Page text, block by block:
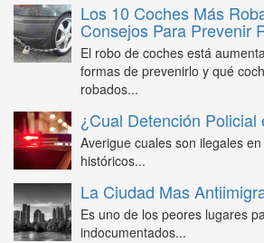
Los 10 Coches Más
Consejos Para Prevenir
El robo de coches está
formas de prevenirlo y qué
robados...
¿Cual Detención Policial
Averigue cuales son ilegales
históricos...
La Ciudad Mas
Es uno de los peores lugares
indocumentados...